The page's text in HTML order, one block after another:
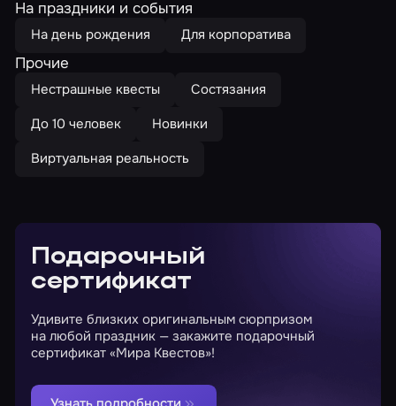
На праздники и события
На день рождения Для корпоратива
Прочие
Нестрашные квесты
Состязания
До 10 человек
Новинки
Виртуальная реальность
Подарочный
сертификат
Удивите близких оригинальным сюрпризом
на любой праздник — закажите подарочный
сертификат «Мира Квестов»!